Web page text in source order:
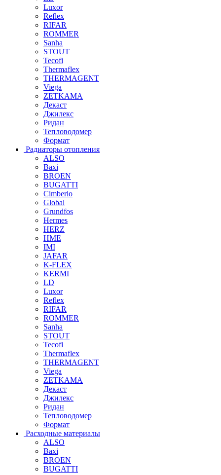
Luxor
Reflex
RIFAR
ROMMER
Sanha
STOUT
Tecofi
Thermaflex
THERMAGENT
Viega
ZETKAMA
Декаст
Джилекс
Ридан
Тепловодомер
Формат
Радиаторы отопления
ALSO
Baxi
BROEN
BUGATTI
Cimberio
Global
Grundfos
Hermes
HERZ
HME
IMI
JAFAR
K-FLEX
KERMI
LD
Luxor
Reflex
RIFAR
ROMMER
Sanha
STOUT
Tecofi
Thermaflex
THERMAGENT
Viega
ZETKAMA
Декаст
Джилекс
Ридан
Тепловодомер
Формат
Расходные материалы
ALSO
Baxi
BROEN
BUGATTI